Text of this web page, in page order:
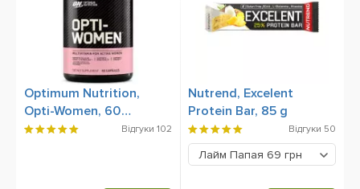
Optimum Nutrition,
Opti-Women, 60
Capsules
Відгуки 102
Nutrend, Excelent
Protein Bar, 85 g
Відгуки 50
Лайм Папая 69 грн